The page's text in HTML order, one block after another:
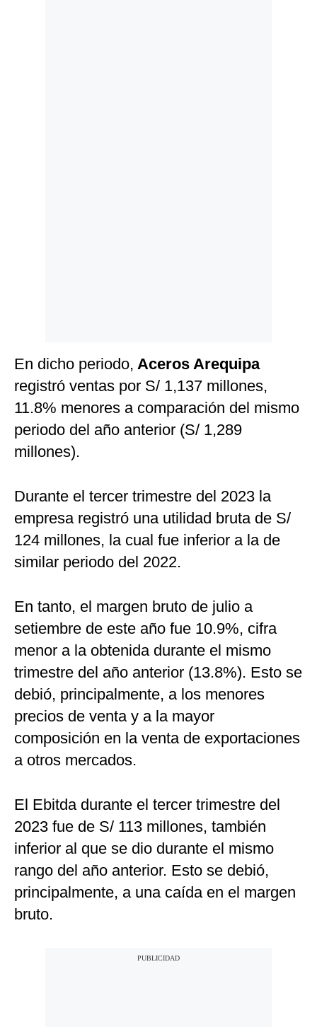
En dicho periodo, Aceros Arequipa
registró ventas por S/ 1,137 millones,
11.8% menores a comparación del mismo
periodo del año anterior (S/ 1,289
millones).
Durante el tercer trimestre del 2023 la
empresa registró una utilidad bruta de S/
124 millones, la cual fue inferior a la de
similar periodo del 2022.
En tanto, el margen bruto de julio a
setiembre de este año fue 10.9%, cifra
menor a la obtenida durante el mismo
trimestre del año anterior (13.8%). Esto se
debió, principalmente, a los menores
precios de venta y a la mayor
composición en la venta de exportaciones
a otros mercados.
El Ebitda durante el tercer trimestre del
2023 fue de S/ 113 millones, también
inferior al que se dio durante el mismo
rango del año anterior. Esto se debió,
principalmente, a una caída en el margen
bruto.